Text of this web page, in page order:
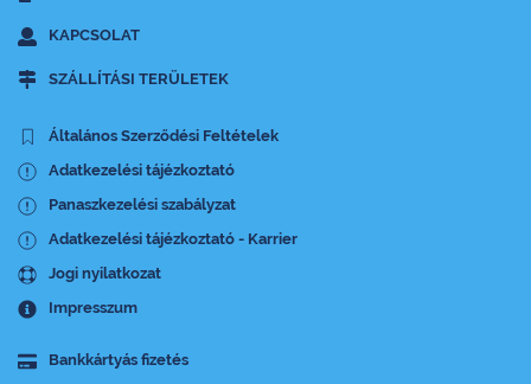
KAPCSOLAT
SZÁLLÍTÁSI TERÜLETEK
Általános Szerződési Feltételek
Adatkezelési tájézkoztató
Panaszkezelési szabályzat
Adatkezelési tájézkoztató - Karrier
Jogi nyilatkozat
Impresszum
Bankkártyás fizetés